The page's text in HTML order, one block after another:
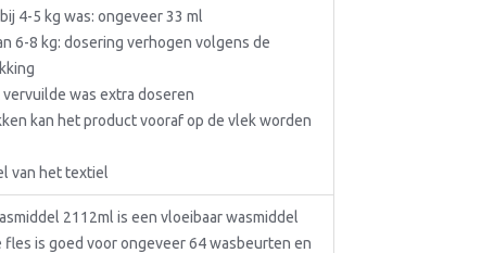
4-5 kg was: ongeveer 33 ml
6-8 kg: dosering verhogen volgens de
was extra doseren
kan het product vooraf op de vlek worden
van het textiel
2112ml is een vloeibaar wasmiddel
fles is goed voor ongeveer 64 wasbeurten en